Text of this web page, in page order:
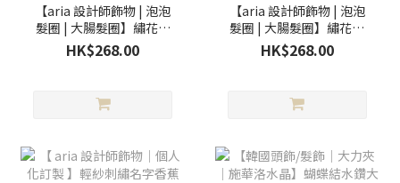
【aria 設計師飾物 | 泡泡
髮圈 | 大腸髮圈】繡花雲
圈 / 新3色
HK$268.00
【aria 設計師飾物 | 泡泡
髮圈 | 大腸髮圈】繡花雲
圈 / 3色
HK$268.00